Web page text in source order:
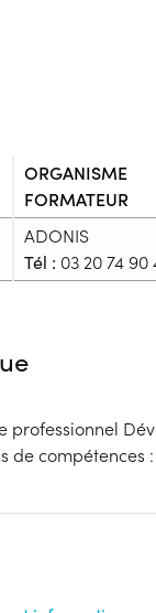
ORGANISME
FORMATEUR
ADONIS
Tél : 03 20 74 90
de niveau 4 :
les
professionnel
de